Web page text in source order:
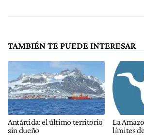
TAMBIÉN TE PUEDE INTERESAR
Antártida: el último territorio
sin dueño
La
límites